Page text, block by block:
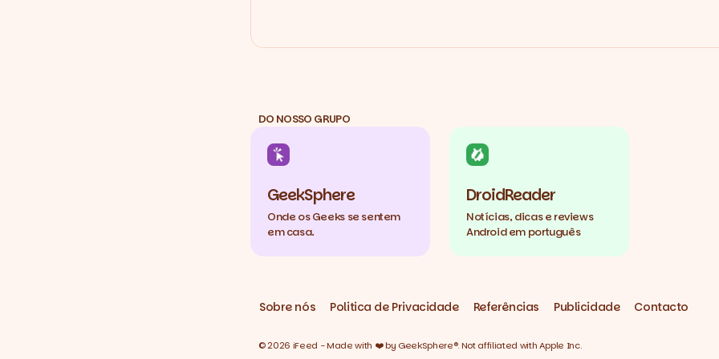
DO NOSSO GRUPO
GeekSphere
Onde os Geeks se sentem
em casa.
DroidReader
Notícias, dicas e reviews
Android em português
Sobre nós Politica de Privacidade Referências Publicidade Contacto
© 2026 iFeed - Made with ❤️ by GeekSphere®. Not affiliated with Apple Inc.